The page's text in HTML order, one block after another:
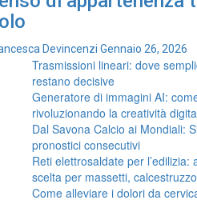
Devincenzi Gennaio 26, 2026
Trasmissioni lineari: dove
restano decisive
Generatore di immagini AI:
rivoluzionando la creatività
Dal Savona Calcio ai Mondiali:
pronostici consecutivi
Reti elettrosaldate per
scelta per massetti,
Come alleviare i dolori da